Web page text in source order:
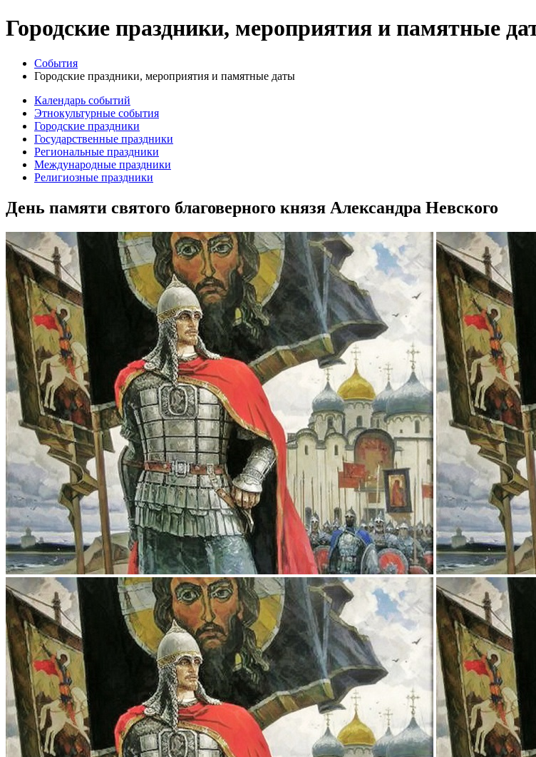
Городские праздники, мероприятия и памятные
События
Городские праздники, мероприятия и памятные даты
Календарь событий
Этнокультурные события
Городские праздники
Государственные праздники
Региональные праздники
Международные праздники
Религиозные праздники
День памяти святого благоверного князя Александра Невского